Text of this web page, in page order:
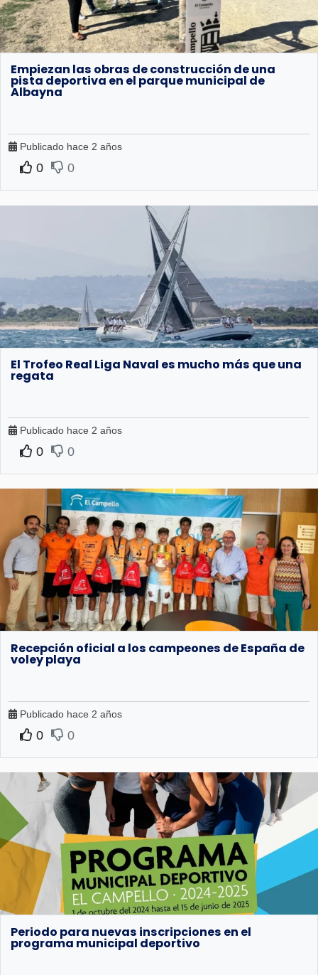
Empiezan las obras de construcción de una
pista deportiva en el parque municipal de
Albayna
Publicado hace 2 años
0 0
El Trofeo Real Liga Naval es mucho más que una
regata
Publicado hace 2 años
0 0
Recepción oficial a los campeones de España de
voley playa
Publicado hace 2 años
0 0
Periodo para nuevas inscripciones en el
programa municipal deportivo